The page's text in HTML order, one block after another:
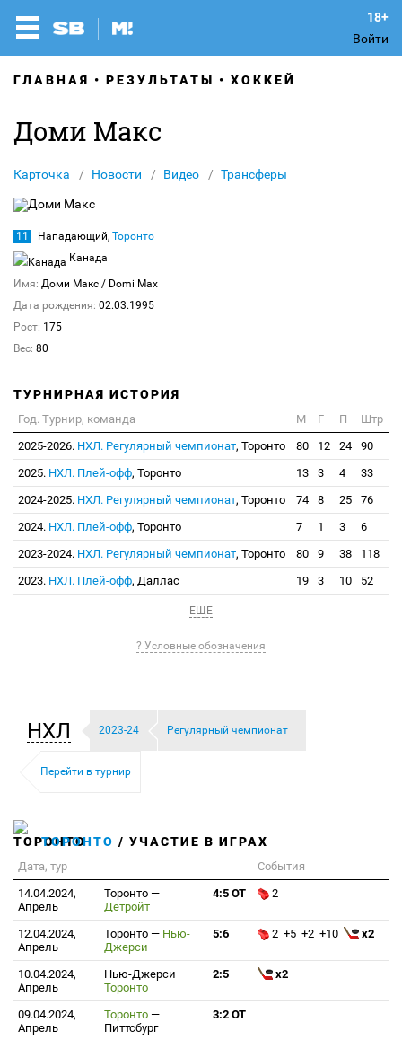
Войти
ГЛАВНАЯ РЕЗУЛЬТАТЫ ХОККЕЙ
Доми Макс
Карточка Новости Видео Трансферы
11 Нападающий, Торонто
Канада
Имя: Доми Макс / Domi Max
Дата рождения: 02.03.1995
Рост: 175
Вес: 80
ТУРНИРНАЯ ИСТОРИЯ
Год. Турнир, команда М Г П
Штр
2025-2026. НХЛ. Регулярный чемпионат, Торонто 80 12 24
90
2025. НХЛ. Плей-офф, Торонто 13 3 4
33
2024-2025. НХЛ. Регулярный чемпионат, Торонто 74 8 25
76
2024. НХЛ. Плей-офф, Торонто 7 1 3
6
2023-2024. НХЛ. Регулярный чемпионат, Торонто 80 9 38
118
2023. НХЛ. Плей-офф, Даллас 19 3 10 52
ЕЩЕ
? Условные обозначения
НХЛ 2023-24 Регулярный чемпионат
Перейти в турнир
ТОРОНТО / УЧАСТИЕ В ИГРАХ
Дата, тур
События
14.04.2024,
Апрель
Торонто —
Детройт
4:5 ОТ 2
12.04.2024,
Апрель
Торонто — Нью-
Джерси
5:6 2 +5 +2 +10 x2
10.04.2024,
Апрель
Нью-Джерси —
Торонто
2:5 x2
09.04.2024,
Апрель
Торонто —
Питтсбург
3:2 ОТ